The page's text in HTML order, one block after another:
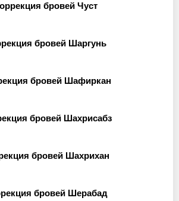
бровей Чуст
бровей Шаргунь
бровей Шафиркан
бровей Шахрисабз
бровей Шахрихан
бровей Шерабад